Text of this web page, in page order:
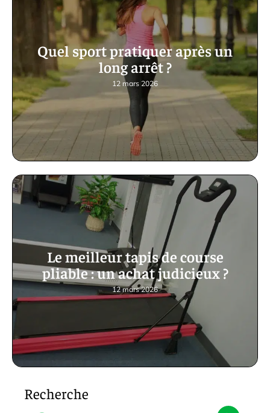
Quel sport pratiquer après un
long arrêt ?
12 mars 2026
Le meilleur tapis de course
pliable : un achat judicieux ?
12 mars 2026
Recherche